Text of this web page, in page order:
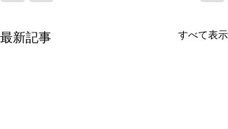
最新記事 すべて表示